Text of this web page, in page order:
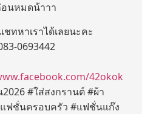
อนหมดน้าาา
ทหาเราได้เลยนะคะ
0693442
42okok
#ใส่สงกรานต์ #ผ้า
ฟชั่นครอบครัว #แฟชั่นแก๊ง